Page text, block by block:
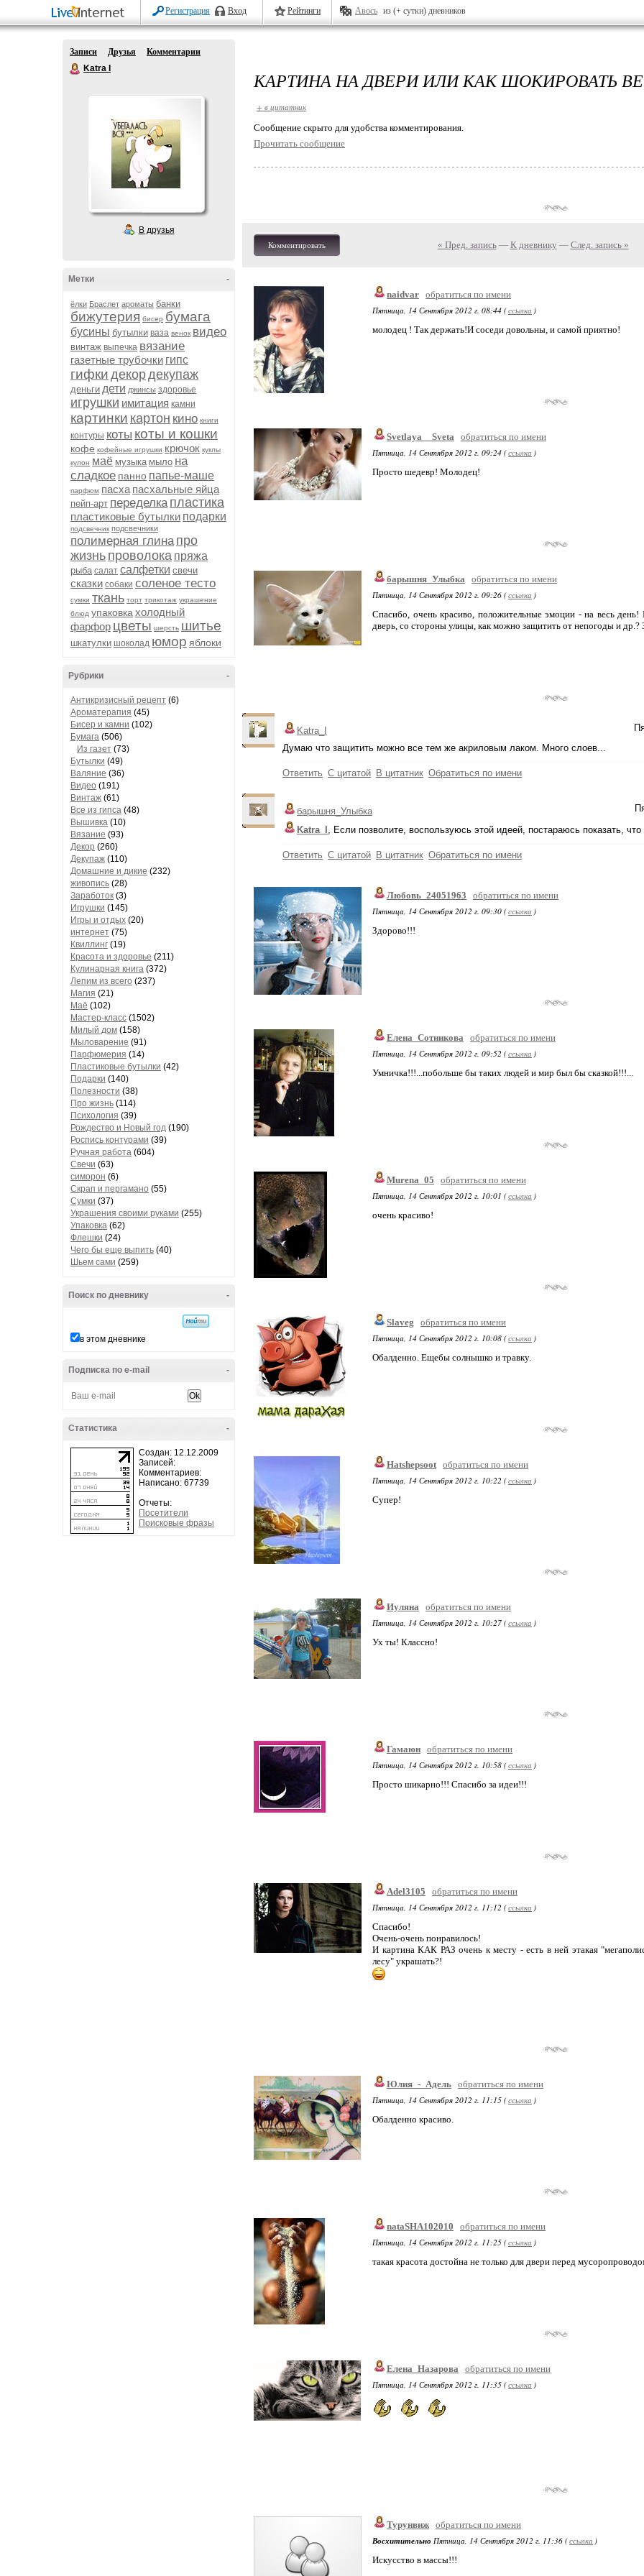
Регистрация Вход Рейтинги Авось из (+ сутки) дневников
Записи Друзья
Комментарии
Katra I
В друзья
-
Метки
ёлки Браслет ароматы банки
бижутерия бисер бумага
бусины бутылки ваза венок видео
винтаж выпечка вязание
газетные трубочки гипс
гифки декордекупаж
деньги дети джинсы здоровье
игрушки имитация камни
картинки картон кино книги
контуры коты коты и кошки
кофе кофейные игрушки крючок куклы
кулон маё музыка мыло на
сладкое панно папье-маше
парфюм пасха пасхальные яйца
пейп-арт переделка пластика
пластиковые бутылки подарки
подсвечник подсвечники
полимерная глина про
жизнь проволока пряжа
рыба салат салфетки свечи
сказки собаки соленое тесто
сумки ткань торт трикотаж украшение
блюд упаковка холодный
фарфор цветы шерсть шитье
шкатулки шоколад юмор яблоки
-
Рубрики
Антикризисный рецепт (6)
Ароматерапия (45)
Бисер и камни (102)
Бумага (506)
Из газет (73)
Бутылки (49)
Валяние (36)
Видео (191)
Винтаж (61)
Все из гипса (48)
Вышивка (10)
Вязание (93)
Декор (260)
Декупаж (110)
Домашние и дикие (232)
живопись (28)
Заработок (3)
Игрушки (145)
Игры и отдых (20)
интернет (75)
Квиллинг (19)
Красота и здоровье (211)
Кулинарная книга (372)
Лепим из всего (237)
Магия (21)
Маё (102)
Мастер-класс (1502)
Милый дом (158)
Мыловарение (91)
Парфюмерия (14)
Пластиковые бутылки (42)
Подарки (140)
Полезности (38)
Про жизнь (114)
Психология (39)
Рождество и Новый год (190)
Роспись контурами (39)
Ручная работа (604)
Свечи (63)
симорон (6)
Скрап и пергамано (55)
Сумки (37)
Украшения своими руками (255)
Упаковка (62)
Флешки (24)
Чего бы еще выпить (40)
Шьем сами (259)
-
Поиск по дневнику
в этом дневнике
-
Подписка по e-mail
-
Статистика
Создан: 12.12.2009
Записей:
Комментариев:
Написано: 67739
Отчеты:
Посетители
Поисковые фразы
КАРТИНА НА ДВЕРИ ИЛИ КАК ШОКИРОВАТЬ
+ в цитатник
Cообщение скрыто для удобства комментирования.
Прочитать сообщение
Комментировать « Пред. запись— К дневнику — След. запись »
naidvar обратиться по имени
Пятница, 14 Сентября 2012 г. 08:44 (ссылка )
молодец ! Так держать!И соседи довольны, и самой приятно!
Svetlaya__Sveta
обратиться по имени
Пятница, 14 Сентября 2012 г. 09:24 (ссылка )
Просто шедевр! Молодец!
барышня_Улыбка
обратиться по имени
Пятница, 14 Сентября 2012 г. 09:26 (ссылка )
Спасибо, очень красиво, положительные эмоции - на весь
дверь, со стороны улицы, как можно защитить от непогоды и др.?
Katra_I
Думаю что защитить можно все тем же акриловым лаком. Много слоев...
Ответить С цитатой В цитатник Обратиться по имени
барышня_Улыбка
Katra_I , Если позволите, воспользуюсь этой идеей, постараюсь показать, что
Ответить С цитатой В цитатник Обратиться по имени
Любовь_24051963
обратиться по имени
Пятница, 14 Сентября 2012 г. 09:30 (ссылка )
Здорово!!!
Елена_Сотникова
обратиться по имени
Пятница, 14 Сентября 2012 г. 09:52 (ссылка )
Умничка!!!...побольше бы таких людей и мир был бы сказкой!!!...
Murena_05
обратиться по имени
Пятница, 14 Сентября 2012 г. 10:01 (ссылка )
очень красиво!
Slaveg
обратиться по имени
Пятница, 14 Сентября 2012 г. 10:08 (ссылка )
Обалденно. Ещебы солнышко и травку.
Hatshepsoot обратиться по имени
Пятница, 14 Сентября 2012 г. 10:22 (ссылка )
Супер!
Иуляна
обратиться по имени
Пятница, 14 Сентября 2012 г. 10:27 (ссылка )
Ух ты! Классно!
Гамаюн обратиться по имени
Пятница, 14 Сентября 2012 г. 10:58 (ссылка )
Просто шикарно!!! Спасибо за идеи!!!
Adel3105
обратиться по имени
Пятница, 14 Сентября 2012 г. 11:12 (ссылка )
Спасибо!
Очень-очень понравилось!
И картина КАК РАЗ очень к месту - есть в ней этакая
лесу" украшать?!
Юлия_-_Адель обратиться по имени
Пятница, 14 Сентября 2012 г. 11:15 (ссылка )
Обалденно красиво.
nataSHA102010
обратиться по имени
Пятница, 14 Сентября 2012 г. 11:25 (ссылка )
такая красота достойна не только для двери перед
Елена_Назарова
обратиться по имени
Пятница, 14 Сентября 2012 г. 11:35 (ссылка )
Турунвиж обратиться по имени
Восхитительно Пятница, 14 Сентября 2012 г. 11:36 (ссылка )
Искусство в массы!!!